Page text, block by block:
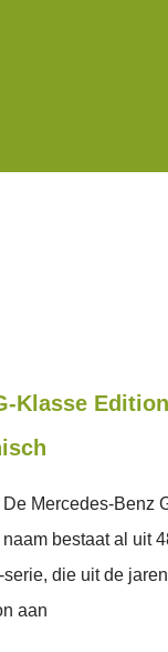
Klasse
Mercedes-Benz
bestaat al uit
die uit de
aan